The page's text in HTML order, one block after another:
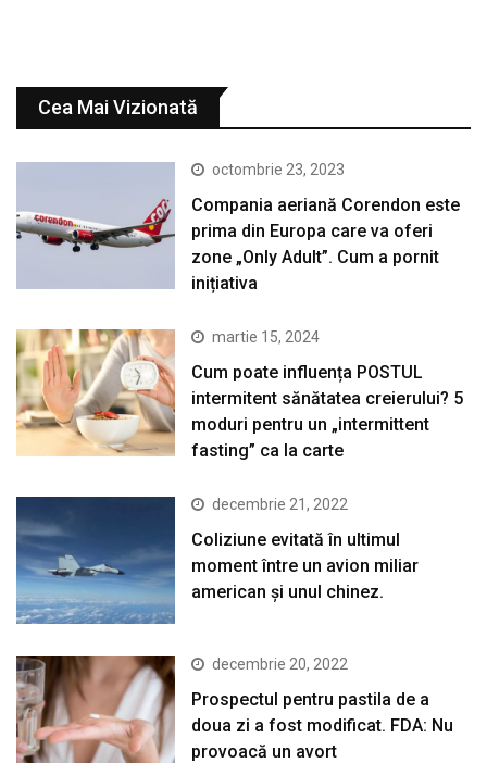
Cea Mai Vizionată
octombrie 23, 2023
Compania aeriană Corendon este
prima din Europa care va oferi
zone „Only Adult”. Cum a pornit
inițiativa
martie 15, 2024
Cum poate influența POSTUL
intermitent sănătatea creierului? 5
moduri pentru un „intermittent
fasting” ca la carte
decembrie 21, 2022
Coliziune evitată în ultimul
moment între un avion miliar
american şi unul chinez.
decembrie 20, 2022
Prospectul pentru pastila de a
doua zi a fost modificat. FDA: Nu
provoacă un avort